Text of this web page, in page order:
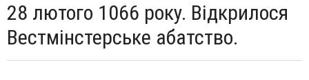
28 лютого 1066 року. Відкрилося
Вестмінстерське абатство.